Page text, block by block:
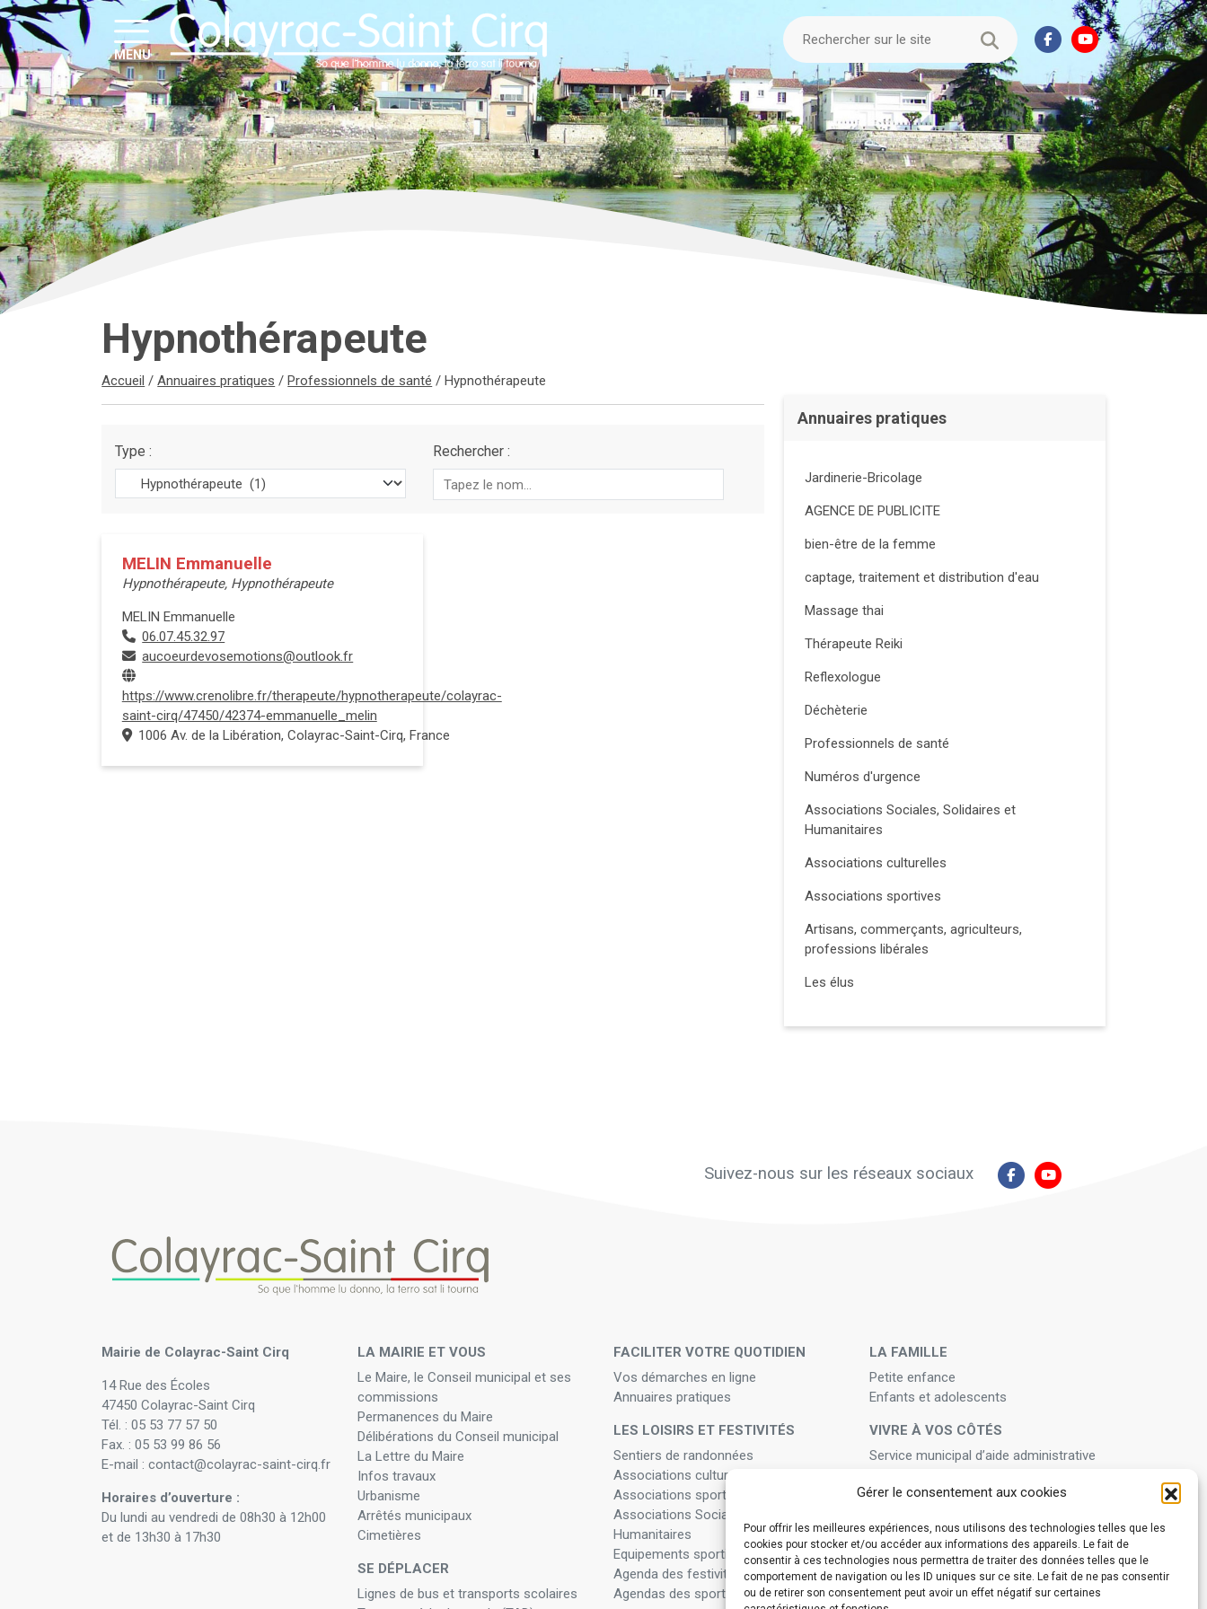
Gérer le consentement aux cookies
Pour offrir les meilleures expériences, nous utilisons des technologies telles que les
cookies pour stocker et/ou accéder aux informations des appareils. Le fait de
consentir à ces technologies nous permettra de traiter des données telles que le
comportement de navigation ou les ID uniques sur ce site. Le fait de ne pas consentir
ou de retirer son consentement peut avoir un effet négatif sur certaines
MENU
Hypnothérapeute
Accueil /Annuaires pratiques /Professionnels de santé /Hypnothérapeute
Type : Rechercher :
MELIN Emmanuelle
Hypnothérapeute, Hypnothérapeute
MELIN Emmanuelle
06.07.45.32.97
aucoeurdevosemotions@outlook.fr
https://www.crenolibre.fr/therapeute/hypnotherapeute/colayrac-
saint-cirq/47450/42374-emmanuelle_melin
1006 Av. de la Libération, Colayrac-Saint-Cirq, France
Annuaires pratiques
Jardinerie-Bricolage
AGENCE DE PUBLICITE
bien-être de la femme
captage, traitement et distribution d'eau
Massage thai
Thérapeute Reiki
Reflexologue
Déchèterie
Professionnels de santé
Numéros d'urgence
Associations Sociales, Solidaires et
Humanitaires
Associations culturelles
Associations sportives
Artisans, commerçants, agriculteurs,
professions libérales
Les élus
Suivez-nous sur les réseaux sociaux
Mairie de Colayrac-Saint Cirq
14 Rue des Écoles
47450 Colayrac-Saint Cirq
Tél. : 05 53 77 57 50
Fax. : 05 53 99 86 56
E-mail : contact@colayrac-saint-cirq.fr
Horaires d’ouverture :
Du lundi au vendredi de 08h30 à 12h00
et de 13h30 à 17h30
LA MAIRIE ET VOUS
Le Maire, le Conseil municipal et ses
commissions
Permanences du Maire
Délibérations du Conseil municipal
La Lettre du Maire
Infos travaux
Urbanisme
Arrêtés municipaux
Cimetières
SE DÉPLACER
Lignes de bus et transports scolaires
FACILITER VOTRE QUOTIDIEN
Vos démarches en ligne
Annuaires pratiques
LES LOISIRS ET FESTIVITÉS
Sentiers de randonnées
Associations culturelles
Associations sportives
Associations Sociales, Solidaires et
Humanitaires
Equipements sportifs, culturels, festifs
Agenda des festivités
Agendas des sports
LA FAMILLE
Petite enfance
Enfants et adolescents
VIVRE À VOS CÔTÉS
Service municipal d’aide administrative
Télé-alerte
BIEN VIVRE ENSEMBLE
Collecte des déchets ménagers et
encombrants